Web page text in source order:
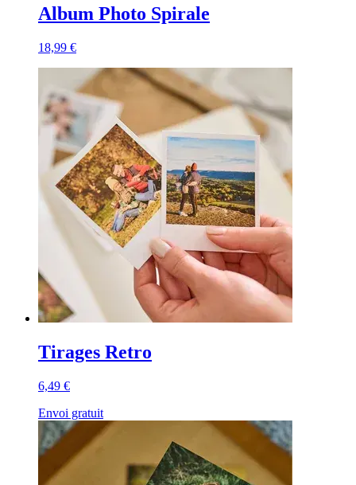
Album Photo Spirale
18,99 €
Tirages Retro
6,49 €
Envoi gratuit